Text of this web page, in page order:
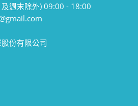
週末除外) 09:00 - 18:00
份有限公司